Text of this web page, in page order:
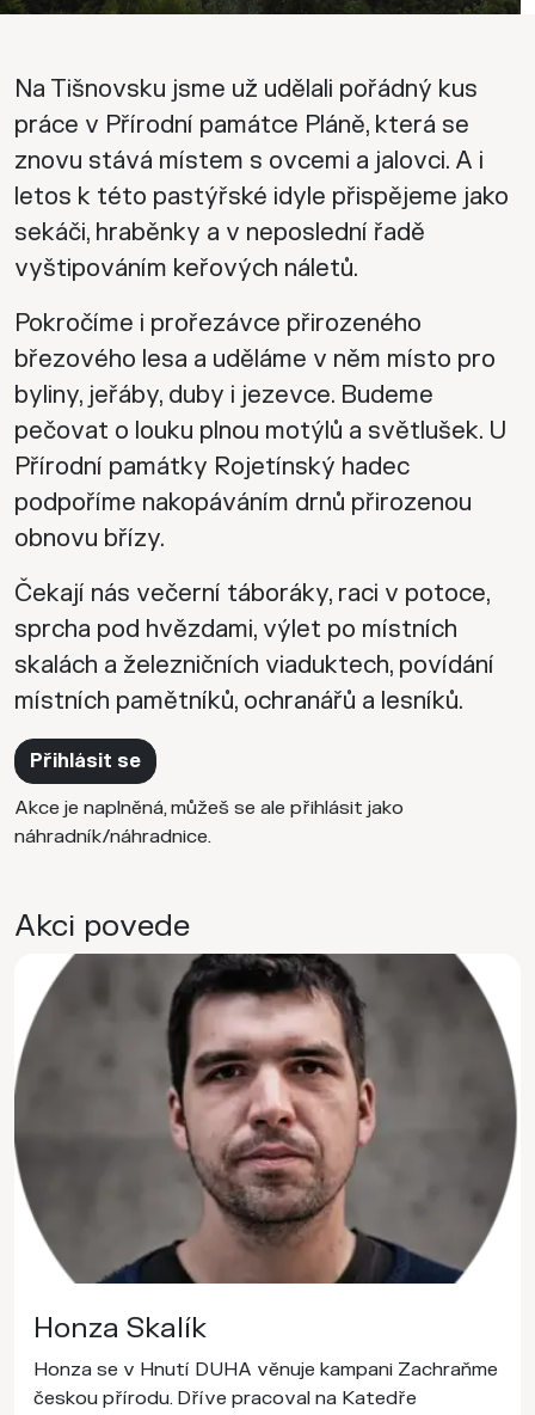
Na Tišnovsku jsme už udělali pořádný kus
práce v Přírodní památce Pláně, která se
znovu stává místem s ovcemi a jalovci. A i
letos k této pastýřské idyle přispějeme jako
sekáči, hraběnky a v neposlední řadě
vyštipováním keřových náletů.
Pokročíme i prořezávce přirozeného
březového lesa a uděláme v něm místo pro
byliny, jeřáby, duby i jezevce. Budeme
pečovat o louku plnou motýlů a světlušek. U
Přírodní památky Rojetínský hadec
podpoříme nakopáváním drnů přirozenou
obnovu břízy.
Čekají nás večerní táboráky, raci v potoce,
sprcha pod hvězdami, výlet po místních
skalách a železničních viaduktech, povídání
místních pamětníků, ochranářů a lesníků.
Přihlásit se
Akce je naplněná, můžeš se ale přihlásit jako
náhradník/náhradnice.
Akci povede
Honza Skalík
Honza se v Hnutí DUHA věnuje kampani Zachraňme
českou přírodu. Dříve pracoval na Katedře